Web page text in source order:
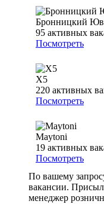
Бронницкий
95 активных
Посмотреть
Х5
220 активных
Посмотреть
Maytoni
19 активных
Посмотреть
По вашему
вакансии.
менеджер